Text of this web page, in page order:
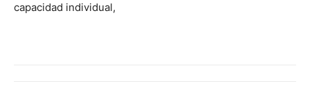
capacidad individual,